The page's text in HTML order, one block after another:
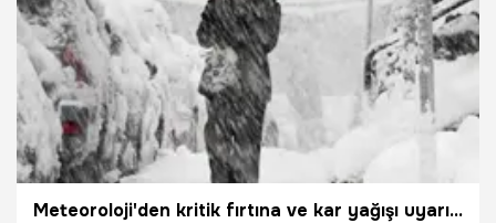
17.02.2017 Yaşam
Meteoroloji'den kritik fırtına ve kar yağışı uyarısı geldi!